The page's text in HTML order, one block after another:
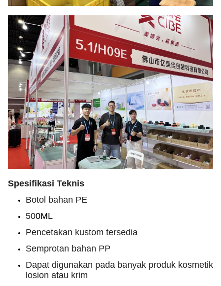
Spesifikasi Teknis
Botol bahan PE
500ML
Pencetakan kustom tersedia
Semprotan bahan PP
Dapat digunakan pada banyak produk kosmetik
losion atau krim